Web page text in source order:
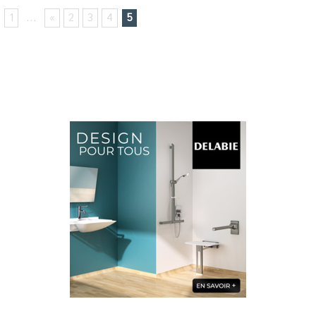
1 ... « 2 3 4 5